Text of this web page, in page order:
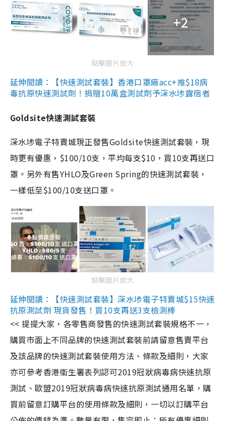
+2
點擊圖片放大
延伸閱讀：【快速測試套裝】香港口罩廠acc+推$18病
毒抗原快速測試劑！捐贈10萬盒測試劑予深水埗露宿者
Goldsite快速測試套裝
深水埗電子特賣城現正發售Goldsite快速測試套裝，現
時更有優惠，$100/10支，平均每支$10，買10支再送口
罩。另外有售YHLO及Green Spring的快速測試套裝，
一樣低至$100/10支送口罩。
點擊圖片放大
延伸閱讀：【快速測試套裝】深水埗電子特賣城$15快速
抗原測試劑 現貨發售！買10支再送3支檢測棒
<< 提提大家，各零售商發售的快速測試套裝規格不一，
購買市面上不同品牌的快速測試套裝前請留意售賣平台
及該品牌的快速測試套裝使用方法、條款及細則，大家
亦可參考香港衞生署表列認可2019冠狀病毒病快速抗原
測試、歐盟2019冠狀病毒病快速抗原測試通用名單，購
買前留意訂購平台的使用條款及細則，一切以訂購平台